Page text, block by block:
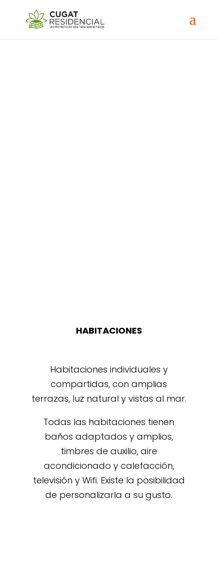
HABITACIONES
Habitaciones individuales y
compartidas, con amplias
terrazas, luz natural y vistas al mar.
Todas las habitaciones tienen
baños adaptados y amplios,
timbres de auxilio, aire
acondicionado y calefacción,
televisión y Wifi. Existe la posibilidad
de personalizarla a su gusto.